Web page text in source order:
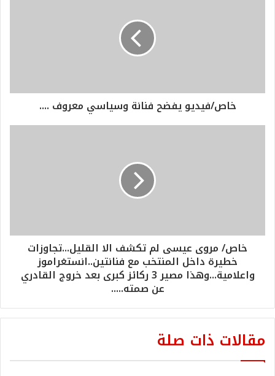
خاص/فيديو يفضح فنانة وسياسي معروف ....
خاص/ مروى عيسى لم تكشف الا القليل...تجاوزات
خطيرة داخل المنتخب مع فنانتين..انستغراموز
واعلامية...وهذا مصير 3 ركائز كبرى بعد خروج القادري
عن صمته.....
مقالات ذات صلة